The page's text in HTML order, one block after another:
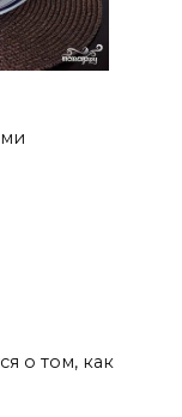
о том, как